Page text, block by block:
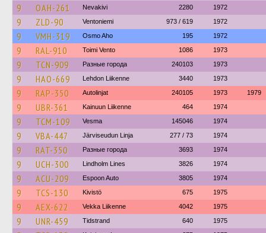
9 OAH-261 Nevakivi 2280 1972
9 ZLD-90 Ventoniemi 973 / 619 1972
9 VMH-319 Osmo Aho 195 1972
9 RAL-910 Toimi Vento 1086 1973
9 TCN-909 Разные города 240103 1973
9 HAO-669 Lehdon Liikenne 3440 1973
9 RAP-350 Autolinjat 240105 1973 1979
9 UBR-361 Kainuun Liikenne 464 1974
9 TCM-109 Vesma 145046 1974
9 VBA-447 Järviseudun Linja 277 / 73 1974
9 RAT-350 Разные города 3693 1974
9 UCH-300 Lindholm Lines 3826 1974
9 ACU-209 Espoon Auto 3805 1974
9 TCS-130 Kivistö 675 1975
9 AEX-622 Vekka Liikenne 4042 1975
9 UNR-459 Tidstrand 640 1975